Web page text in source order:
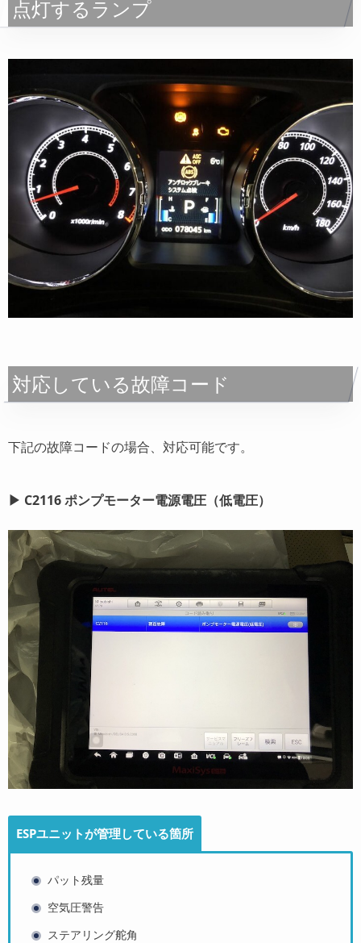
点灯するランプ
対応している故障コード
下記の故障コードの場合、対応可能です。
▶︎ C2116 ポンプモーター電源電圧（低電圧）
ESPユニットが管理している箇所
パット残量
空気圧警告
ステアリング舵角